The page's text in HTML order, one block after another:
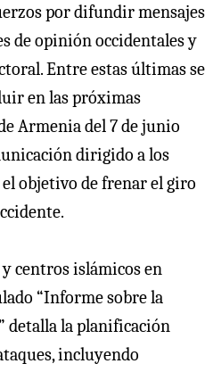
por difundir mensajes
de opinión occidentales y
Entre estas últimas se
en las próximas
Armenia del 7 de junio
dirigido a los
objetivo de frenar el giro
centros islámicos en
“Informe sobre la
detalla la planificación
incluyendo